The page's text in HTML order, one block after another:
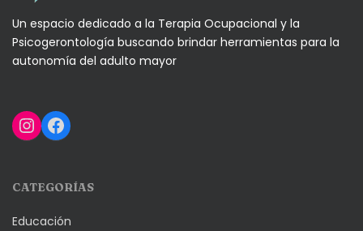
Un espacio dedicado a la Terapia Ocupacional y la
Psicogerontología buscando brindar herramientas para la
autonomía del adulto mayor
Instagram
Facebook
CATEGORÍAS
Educación